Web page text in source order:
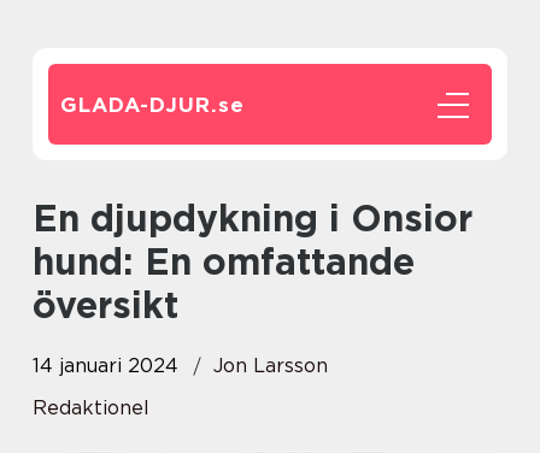
GLADA-DJUR.se
En djupdykning i Onsior
hund: En omfattande
översikt
14 januari 2024
Jon Larsson
Redaktionel